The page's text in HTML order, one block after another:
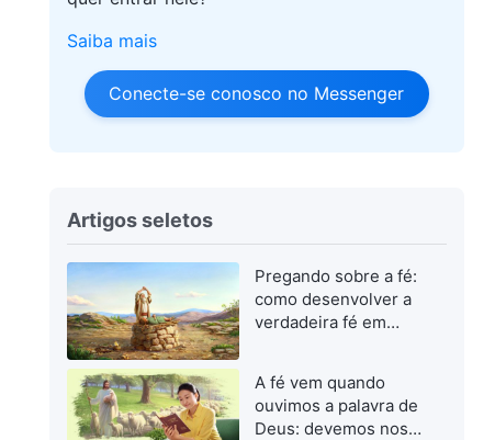
Saiba mais
Conecte-se conosco no Messenger
Artigos seletos
Pregando sobre a fé:
como desenvolver a
verdadeira fé em
A fé vem quando
ouvimos a palavra de
Deus: devemos nos